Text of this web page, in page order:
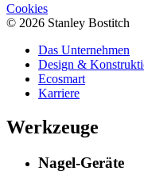
Cookies
© 2026 Stanley Bostitch
Das Unternehmen
Design &
Ecosmart
Karriere
Werkzeuge
Nagel-Geräte